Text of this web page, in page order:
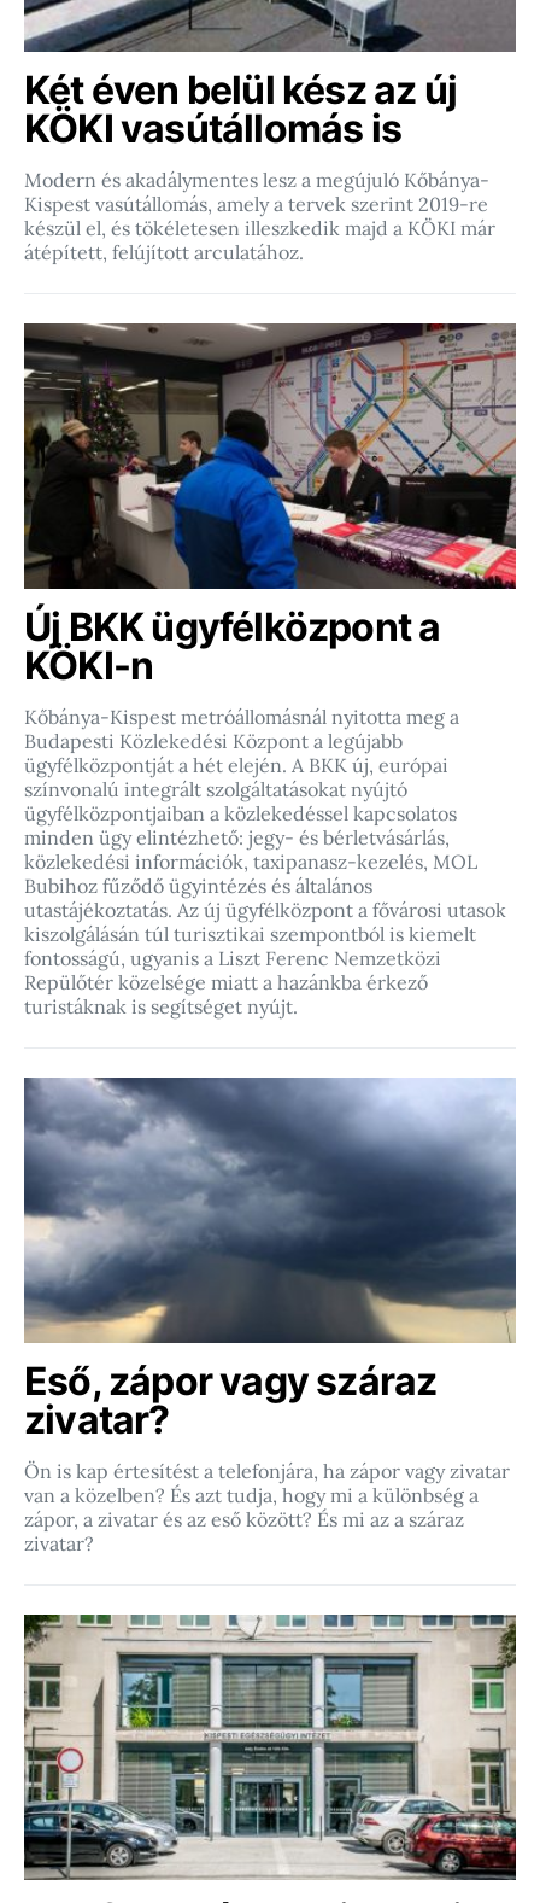
Két éven belül kész az új
KÖKI vasútállomás is
Modern és akadálymentes lesz a megújuló Kőbánya-
Kispest vasútállomás, amely a tervek szerint 2019-re
készül el, és tökéletesen illeszkedik majd a KÖKI már
átépített, felújított arculatához.
Új BKK ügyfélközpont a
KÖKI-n
Kőbánya-Kispest metróállomásnál nyitotta meg a
Budapesti Közlekedési Központ a legújabb
ügyfélközpontját a hét elején. A BKK új, európai
színvonalú integrált szolgáltatásokat nyújtó
ügyfélközpontjaiban a közlekedéssel kapcsolatos
minden ügy elintézhető: jegy- és bérletvásárlás,
közlekedési információk, taxipanasz-kezelés, MOL
Bubihoz fűződő ügyintézés és általános
utastájékoztatás. Az új ügyfélközpont a fővárosi utasok
kiszolgálásán túl turisztikai szempontból is kiemelt
fontosságú, ugyanis a Liszt Ferenc Nemzetközi
Repülőtér közelsége miatt a hazánkba érkező
turistáknak is segítséget nyújt.
Eső, zápor vagy száraz
zivatar?
Ön is kap értesítést a telefonjára, ha zápor vagy zivatar
van a közelben? És azt tudja, hogy mi a különbség a
zápor, a zivatar és az eső között? És mi az a száraz
zivatar?